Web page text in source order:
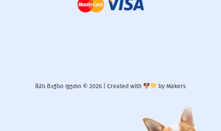
შპს მაქსი ფეთი © 2026 | Created with by Makers